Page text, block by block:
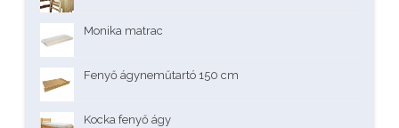
Monika matrac
Fenyő ágyneműtartó 150 cm
Kocka fenyő ágy